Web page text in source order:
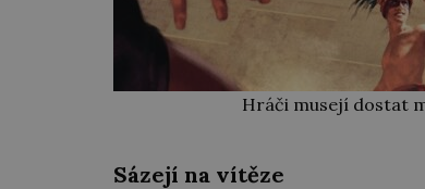
Hráči musejí dostat
Sázejí na vítěze